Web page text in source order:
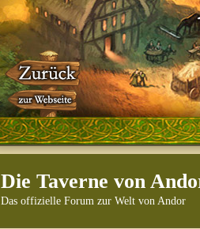
Die Taverne von
Das offizielle Forum zur Welt von Andor